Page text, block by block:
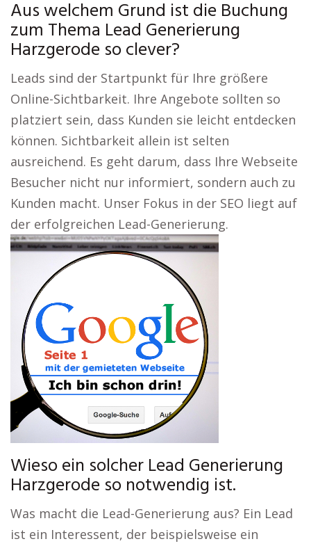
Aus welchem Grund ist die Buchung
zum Thema Lead Generierung
Harzgerode so clever?
Leads sind der Startpunkt für Ihre größere
Online-Sichtbarkeit. Ihre Angebote sollten so
platziert sein, dass Kunden sie leicht entdecken
können. Sichtbarkeit allein ist selten
ausreichend. Es geht darum, dass Ihre Webseite
Besucher nicht nur informiert, sondern auch zu
Kunden macht. Unser Fokus in der SEO liegt auf
der erfolgreichen Lead-Generierung.
Wieso ein solcher Lead Generierung
Harzgerode so notwendig ist.
Was macht die Lead-Generierung aus? Ein Lead
ist ein Interessent, der beispielsweise ein